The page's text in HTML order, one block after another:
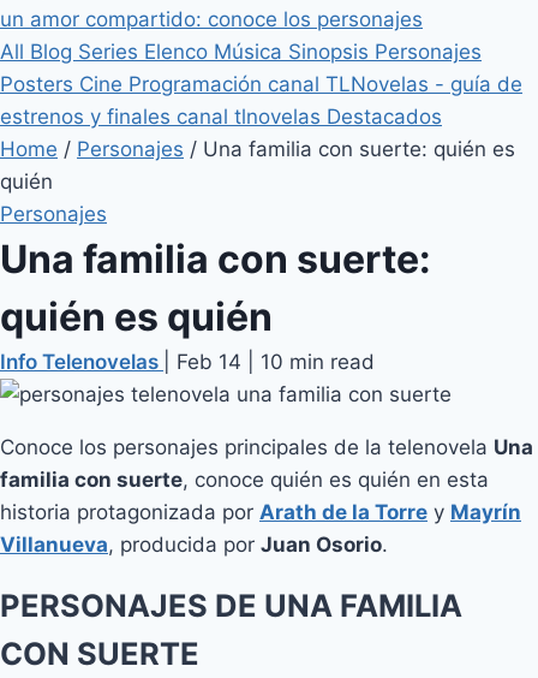
un amor compartido: conoce los personajes
All Blog Series Elenco Música Sinopsis Personajes
Posters Cine Programación canal TLNovelas - guía de
estrenos y finales canal tlnovelas Destacados
Home / Personajes / Una familia con suerte: quién es
quién
Personajes
Una familia con suerte:
quién es quién
Info Telenovelas Feb 14 10 min read
Conoce los personajes principales de la telenovela Una
familia con suerte, conoce quién es quién en esta
historia protagonizada por Arath de la Torre y Mayrín
Villanueva, producida por Juan Osorio.
PERSONAJES DE UNA FAMILIA
CON SUERTE